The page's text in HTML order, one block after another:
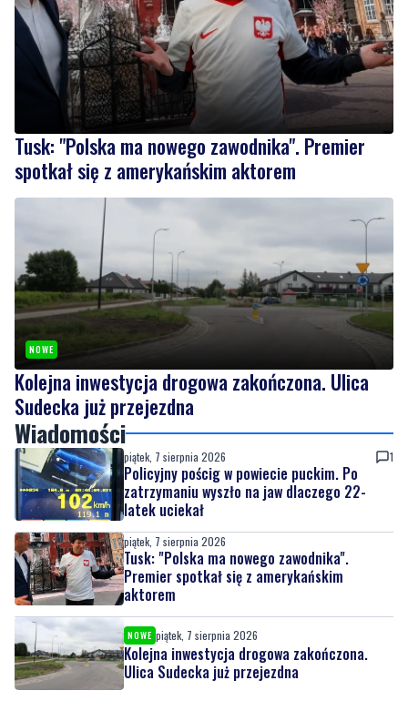
Tusk: "Polska ma nowego zawodnika". Premier
spotkał się z amerykańskim aktorem
NOWE
Kolejna inwestycja drogowa zakończona. Ulica
Sudecka już przejezdna
Wiadomości
piątek, 7 sierpnia 2026
Policyjny pościg w powiecie puckim. Po
zatrzymaniu wyszło na jaw dlaczego 22-
latek uciekał
piątek, 7 sierpnia 2026
Tusk: "Polska ma nowego zawodnika".
Premier spotkał się z amerykańskim
aktorem
NOWE piątek, 7 sierpnia 2026
Kolejna inwestycja drogowa zakończona.
Ulica Sudecka już przejezdna
NOWE piątek, 7 sierpnia 2026
Oddaj krew i spędź dzień z rodziną. 'Darz Bór